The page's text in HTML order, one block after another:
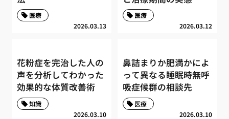
2026.03.13
医療
2026.03.12
医療
花粉症を完治した人の
声を分析してわかった
効果的な体質改善術
2026.03.10
知識
鼻詰まりか肥満かによ
って異なる睡眠時無呼
吸症候群の相談先
2026.03.10
医療